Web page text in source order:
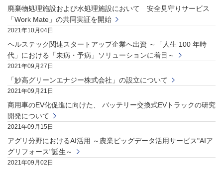
廃棄物処理施設および水処理施設において 安全見守りサービス
「Work Mate」の共同実証を開始
2021年10月04日
ヘルステック関連スタートアップ企業へ出資 ～「人生 100 年時
代」における「未病・予病」ソリューションに着目～
2021年09月27日
「妙高グリーンエナジー株式会社」の設立について
2021年09月21日
商用車のEV化促進に向けた、 バッテリー交換式EVトラックの研究
開発について
2021年09月15日
アグリ分野におけるAI活用 ～農業ビッグデータ活用サービス"AIア
グリフォース"誕生～
2021年09月02日